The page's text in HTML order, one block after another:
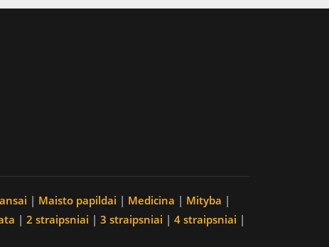
| Maisto papildai | Medicina | Mityba |
| 2 straipsniai | 3 straipsniai | 4 straipsniai |